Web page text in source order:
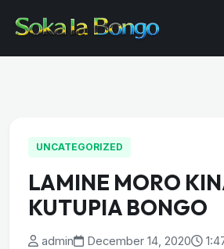
UNCATEGORIZED
LAMINE MORO
KUTUPIA BONGO
admin December 14, 2020